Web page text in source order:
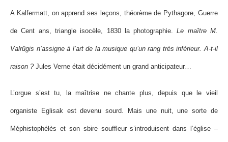
A Kalfermatt, on apprend ses leçons, théorème de Pythagore, Guerre
de Cent ans, triangle isocèle, 1830 la photographie.Le maître M.
Valrügis n’assigne à l’art de la musique qu’un rang très inférieur. A-t-il
raison ?Jules Verne était décidément un grand anticipateur…
L’orgue s’est tu, la maîtrise ne chante plus, depuis que le vieil
organiste Eglisak est devenu sourd. Mais une nuit, une sorte de
Méphistophélès et son sbire souffleur s’introduisent dans l’église –